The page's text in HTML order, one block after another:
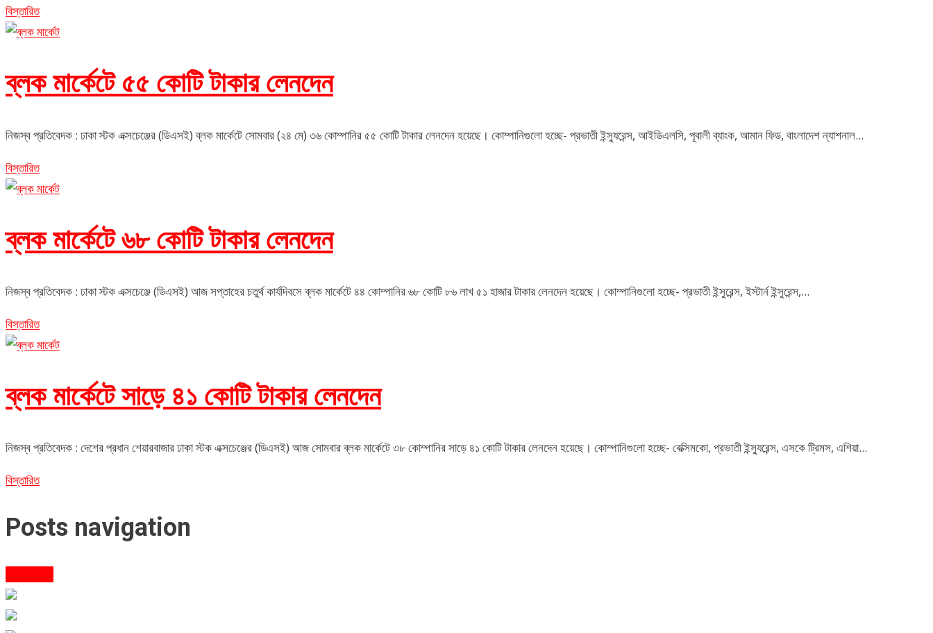
বিস্তারিত
ব্লক মার্কেটে ৫৫ কোটি টাকার লেনদেন
নিজস্ব প্রতিবেদক : ঢাকা স্টক এক্সচেঞ্জের (ডিএসই) ব্লক মার্কেটে সোমবার (২৪ মে) ৩৬ কোম্পানির ৫৫ কোটি টাকার লেনদেন হয়েছে। কোম্পানিগুলো হচ্ছে- প্রভাতী ইন্স্যুরেন্স, আইডিএলসি, পূবালী ব্যাংক, আমান ফিড, বাংলাদেশ ন্যাশনাল...
বিস্তারিত
ব্লক মার্কেটে ৬৮ কোটি টাকার লেনদেন
নিজস্ব প্রতিবেদক : ঢাকা স্টক এক্সচেঞ্জে (ডিএসই) আজ সপ্তাহের চতুর্থ কার্যদিবসে ব্লক মার্কেটে ৪৪ কোম্পানির ৬৮ কোটি ৮৬ লাখ ৫১ হাজার টাকার লেনদেন হয়েছে। কোম্পানিগুলো হচ্ছে- প্রভাতী ইন্সুরেন্স, ইস্টার্ন ইন্সুরেন্স,...
বিস্তারিত
ব্লক মার্কেটে সাড়ে ৪১ কোটি টাকার লেনদেন
নিজস্ব প্রতিবেদক : দেশের প্রধান শেয়ারবাজার ঢাকা স্টক এক্সচেঞ্জের (ডিএসই) আজ সোমবার ব্লক মার্কেটে ৩৮ কোম্পানির সাড়ে ৪১ কোটি টাকার লেনদেন হয়েছে। কোম্পানিগুলো হচ্ছে- বেক্সিমকো, প্রভাতী ইন্স্যুরেন্স, এসকে ট্রিমস, এশিয়া...
বিস্তারিত
Posts navigation